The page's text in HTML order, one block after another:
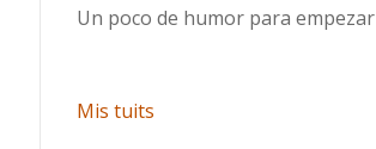
Un poco de humor para empezar
Mis tuits